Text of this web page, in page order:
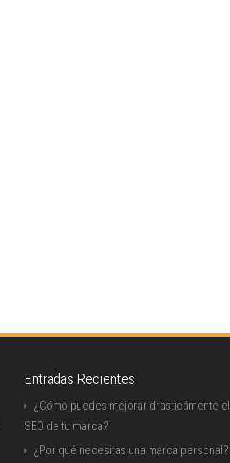
Entradas Recientes
¿Cómo puedes mejorar drasticámente el
SEO de tu marca?
¿Por qué necesitas una marca personal?